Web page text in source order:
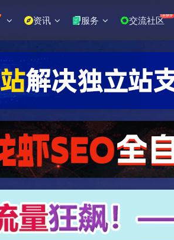
资讯 服务 交流社区+99